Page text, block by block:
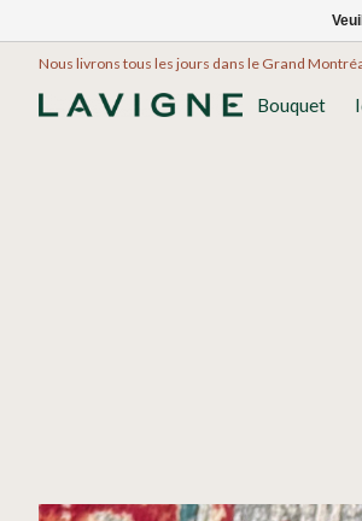
Nous livrons tous les jours dans le Grand
Bouquet